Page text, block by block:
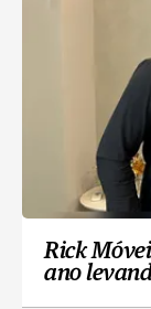
Rick
ano